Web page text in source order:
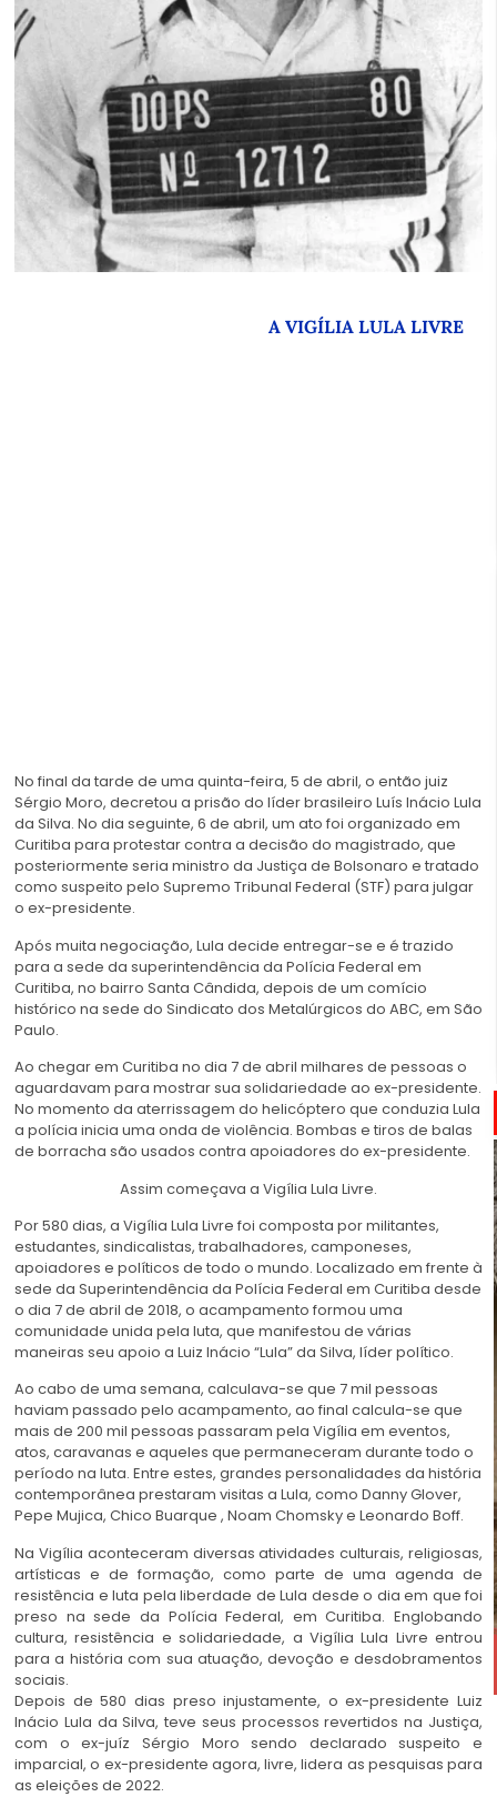
A VIGÍLIA LULA LIVRE
No final da tarde de uma quinta-feira, 5 de abril, o então juiz
Sérgio Moro, decretou a prisão do líder brasileiro Luís Inácio Lula
da Silva. No dia seguinte, 6 de abril, um ato foi organizado em
Curitiba para protestar contra a decisão do magistrado, que
posteriormente seria ministro da Justiça de Bolsonaro e tratado
como suspeito pelo Supremo Tribunal Federal (STF) para julgar
o ex-presidente.
Após muita negociação, Lula decide entregar-se e é trazido
para a sede da superintendência da Polícia Federal em
Curitiba, no bairro Santa Cândida, depois de um comício
histórico na sede do Sindicato dos Metalúrgicos do ABC, em São
Paulo.
Ao chegar em Curitiba no dia 7 de abril milhares de pessoas o
aguardavam para mostrar sua solidariedade ao ex-presidente.
No momento da aterrissagem do helicóptero que conduzia Lula
a polícia inicia uma onda de violência. Bombas e tiros de balas
de borracha são usados contra apoiadores do ex-presidente.
Assim começava a Vigília Lula Livre.
Por 580 dias, a Vigília Lula Livre foi composta por militantes,
estudantes, sindicalistas, trabalhadores, camponeses,
apoiadores e políticos de todo o mundo. Localizado em frente à
sede da Superintendência da Polícia Federal em Curitiba desde
o dia 7 de abril de 2018, o acampamento formou uma
comunidade unida pela luta, que manifestou de várias
maneiras seu apoio a Luiz Inácio “Lula” da Silva, líder político.
Ao cabo de uma semana, calculava-se que 7 mil pessoas
haviam passado pelo acampamento, ao final calcula-se que
mais de 200 mil pessoas passaram pela Vigília em eventos,
atos, caravanas e aqueles que permaneceram durante todo o
período na luta. Entre estes, grandes personalidades da história
contemporânea prestaram visitas a Lula, como Danny Glover,
Pepe Mujica, Chico Buarque , Noam Chomsky e Leonardo Boff.
Na Vigília aconteceram diversas atividades culturais, religiosas,
artísticas e de formação, como parte de uma agenda de
resistência e luta pela liberdade de Lula desde o dia em que foi
preso na sede da Polícia Federal, em Curitiba. Englobando
cultura, resistência e solidariedade, a Vigília Lula Livre entrou
para a história com sua atuação, devoção e desdobramentos
sociais.
Depois de 580 dias preso injustamente, o ex-presidente Luiz
Inácio Lula da Silva, teve seus processos revertidos na Justiça,
com o ex-juíz Sérgio Moro sendo declarado suspeito e
imparcial, o ex-presidente agora, livre, lidera as pesquisas para
as eleições de 2022.